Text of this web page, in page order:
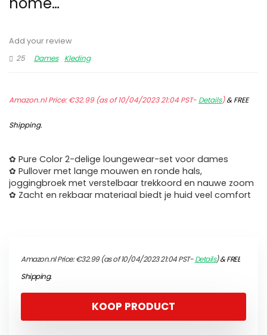
Add your review
25
Dames Kleding
Amazon.nl Price:€32.99(as of 10/04/2023 21:04 PST- Details)&FREE
Shipping.
✿ Pure Color 2-delige loungewear-set voor dames
✿ Pullover met lange mouwen en ronde hals,
joggingbroek met verstelbaar trekkoord en nauwe zoom
✿ Zacht en rekbaar materiaal biedt je huid veel comfort
Amazon.nl Price:€32.99(as of 10/04/2023 21:04 PST-Details)&FREE
Shipping.
KOOP PRODUCT